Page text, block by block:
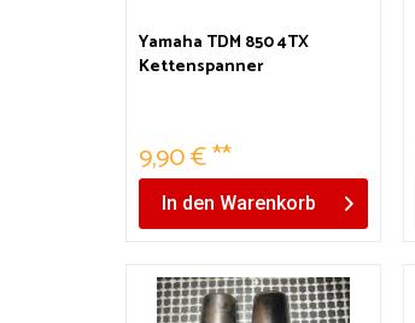
Yamaha TDM 850 4TX
Kettenspanner
9,90 € **
In den Warenkorb